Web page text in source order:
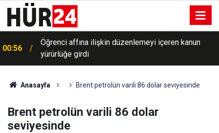
00:56
Öğrenci affına ilişkin düzenlemeyi içeren kanun
yürürlüğe girdi
Anasayfa Brent petrolün varili 86 dolar seviyesinde
Brent petrolün varili 86 dolar
seviyesinde